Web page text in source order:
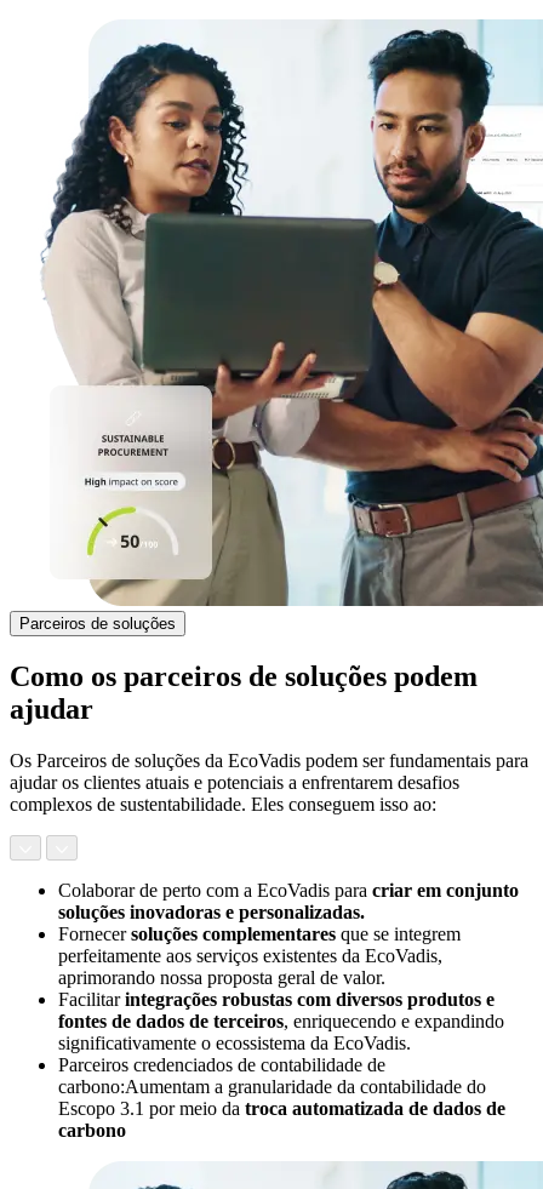
Parceiros de soluções
Como os parceiros de soluções podem
ajudar
Os Parceiros de soluções da EcoVadis podem ser fundamentais para
ajudar os clientes atuais e potenciais a enfrentarem desafios
complexos de sustentabilidade. Eles conseguem isso ao:
Colaborar de perto com a EcoVadis para criar em conjunto
soluções inovadoras e personalizadas.
Fornecersoluções complementares que se integrem
perfeitamente aos serviços existentes da EcoVadis,
aprimorando nossa proposta geral de valor.
Facilitarintegrações robustas com diversos produtos e
fontes de dados de terceiros, enriquecendo e expandindo
significativamente o ecossistema da EcoVadis.
Parceiros credenciados de contabilidade de
carbono:Aumentam a granularidade da contabilidade do
Escopo 3.1 por meio da troca automatizada de dados de
carbono